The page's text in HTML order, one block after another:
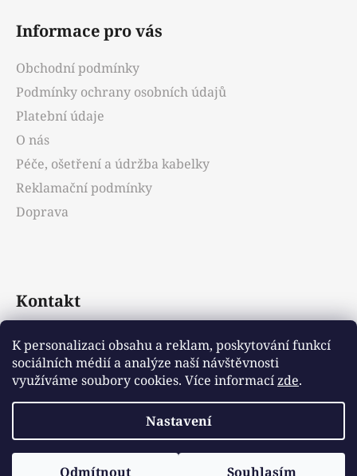
K personalizaci obsahu a reklam, poskytování funkcí
sociálních médií a analýze naší návštěvnosti
využíváme soubory cookies. Více informacízde.
Nastavení
Odmítnout Souhlasím
Informace pro vás
Obchodní podmínky
Podmínky ochrany osobních údajů
Platební údaje
O nás
Péče, ošetření a údržba kabelky
Reklamační podmínky
Doprava
Kontakt
info@emotys.cz
+421903231812
Vytvořil Shoptet